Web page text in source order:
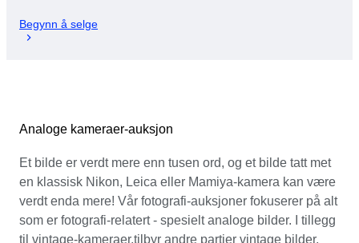
Begynn å selge
Analoge kameraer-auksjon
Et bilde er verdt mere enn tusen ord, og et bilde tatt met
en klassisk Nikon, Leica eller Mamiya-kamera kan være
verdt enda mere! Vår fotografi-auksjoner fokuserer på alt
som er fotografi-relatert - spesielt analoge bilder. I tillegg
til vintage-kameraer,tilbyr andre partier vintage bilder,